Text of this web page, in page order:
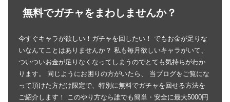
無料でガチャをまわしませんか？
今すぐキャラが欲しい！ガチャを回したい！ でもお金が足りな
いなんてことはありませんか？ 私も毎月欲しいキャラがいて、
ついついお金が足りなくなってしまうのでとても気持ちがわか
ります。 同じようにお困りの方がいたら、 当ブログをご覧にな
って頂けた方だけ限定で、特別に無料でガチャを回せる方法を
ご紹介します！ このやり方なら誰でも簡単・安全に最大5000円